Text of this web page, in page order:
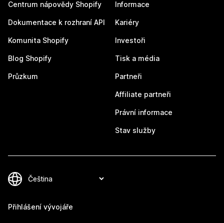
Centrum nápovědy Shopify
Dokumentace k rozhraní API
Komunita Shopify
Blog Shopify
Průzkum
Informace
Kariéry
Investoři
Tisk a média
Partneři
Affiliate partneři
Právní informace
Stav služby
Přihlášení vývojáře